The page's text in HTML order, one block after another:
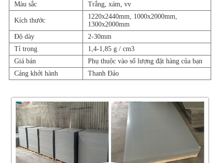
Màu sắc
Trắng, xám, vv
Kích thước
1220x2440mm, 1000x2000mm,
1300x2000mm
Độ dày
2-30mm
Tỉ trọng
1,4-1,85 g / cm3
Giá bán
Phụ thuộc vào số lượng đặt hàng của bạn
Cảng khởi hành
Thanh Đảo